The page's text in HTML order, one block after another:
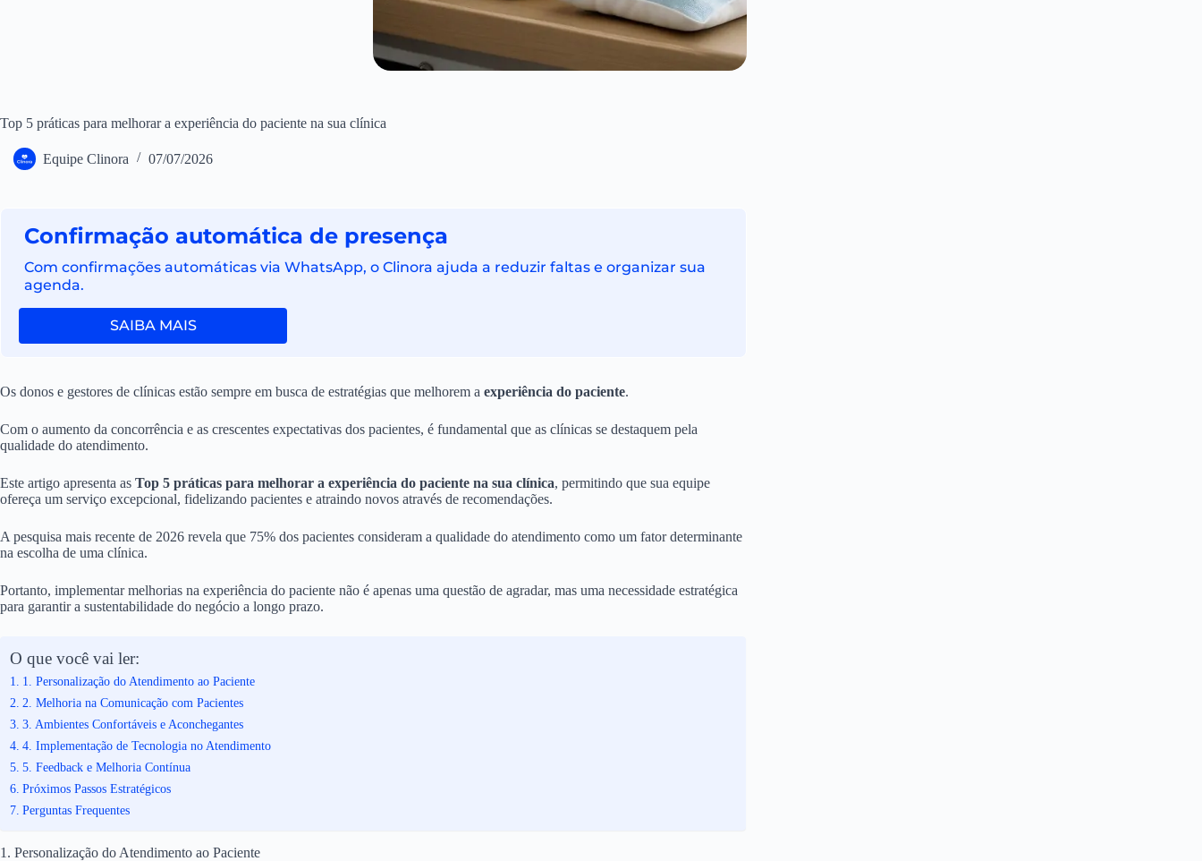
Top 5 práticas para melhorar a experiência do paciente na sua clínica
Equipe Clinora 07/07/2026
Confirmação automática de presença
Com confirmações automáticas via WhatsApp, o Clinora ajuda a reduzir faltas e organizar sua
agenda.
SAIBA MAIS
Os donos e gestores de clínicas estão sempre em busca de estratégias que melhorem a experiência do paciente.
Com o aumento da concorrência e as crescentes expectativas dos pacientes, é fundamental que as clínicas se destaquem pela
qualidade do atendimento.
Este artigo apresenta as Top 5 práticas para melhorar a experiência do paciente na sua clínica, permitindo que sua equipe
ofereça um serviço excepcional, fidelizando pacientes e atraindo novos através de recomendações.
A pesquisa mais recente de 2026 revela que 75% dos pacientes consideram a qualidade do atendimento como um fator determinante
na escolha de uma clínica.
Portanto, implementar melhorias na experiência do paciente não é apenas uma questão de agradar, mas uma necessidade estratégica
para garantir a sustentabilidade do negócio a longo prazo.
O que você vai ler:
1. Personalização do Atendimento ao Paciente
2. Melhoria na Comunicação com Pacientes
3. Ambientes Confortáveis e Aconchegantes
4. Implementação de Tecnologia no Atendimento
5. Feedback e Melhoria Contínua
Próximos Passos Estratégicos
Perguntas Frequentes
1. Personalização do Atendimento ao Paciente